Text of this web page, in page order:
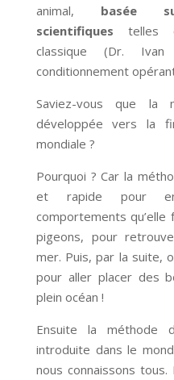
animal,
basée
scientifiques
telles
classique (Dr.
conditionnement
Saviez-vous que la
développée vers la
mondiale ?
Pourquoi ? Car la
et rapide pour
comportements qu’elle
pigeons, pour
mer. Puis, par la suite,
pour aller placer des
plein océan !
Ensuite la méthode
introduite dans le
nous connaissons